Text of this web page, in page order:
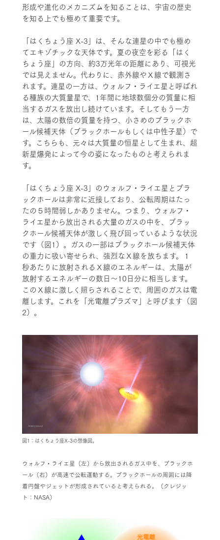
形成や進化のメカニズムを知ることは、宇宙の歴史
を知る上でも極めて重要です。
「はくちょう座 X-3」は、そんな連星の中でも極め
てエキゾチックな天体です。夏の夜空を彩る「はく
ちょう座」の方向、約3万光年の距離にあり、可視光
では見えません。代わりに、赤外線やＸ線で観測さ
れます。連星の一方は、ウォルフ・ライエ星と呼ばれ
る種族の大質量星で、1年間に地球数個分の質量に相
当するガスを放出し続けています。そしてもう一方
は、太陽の数倍の質量を持つ、小さめのブラックホ
ール候補天体（ブラックホールもしくは中性子星）で
す。こちらも、元々は大質量の恒星として生まれ、超
新星爆発によって今の姿になったものと考えられま
す。
「はくちょう座 X-3」のウォルフ・ライエ星とブラ
ックホールは非常に近接しており、公転周期はたっ
たの５時間弱しかありません。つまり、ウォルフ・
ライエ星から放出される大量のガスの中を、ブラッ
クホール候補天体が激しく飛び回っているような状況
です（図1）。ガスの一部はブラックホール候補天体
の重力に吸い寄せられ、強烈なＸ線を放ちます。１
秒あたりに放射されるＸ線のエネルギーは、太陽が
放射するエネルギーの数日〜10日分に相当します。
このＸ線に激しく照らされることで、周囲のガスは電
離します。これを「光電離プラズマ」と呼びます（図
2）。
図1：はくちょう座X-3の想像図。
ウォルフ・ライエ星（左）から放出されるガス中を、ブラックホ
ール（右）が高速で公転運動する。ブラックホールの周囲には降
着円盤やジェットが形成されていると考えられる。（クレジッ
ト：NASA）